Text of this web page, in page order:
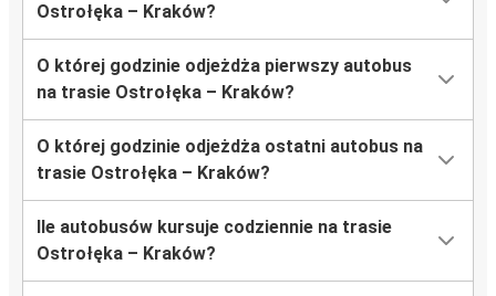
Ostrołęka – Kraków?
O której godzinie odjeżdża pierwszy autobus
na trasie Ostrołęka – Kraków?
O której godzinie odjeżdża ostatni autobus na
trasie Ostrołęka – Kraków?
Ile autobusów kursuje codziennie na trasie
Ostrołęka – Kraków?